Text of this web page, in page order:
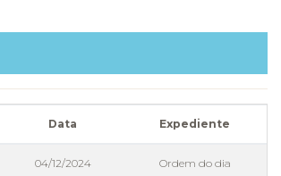
Data Expediente
04/12/2024 Ordem do dia